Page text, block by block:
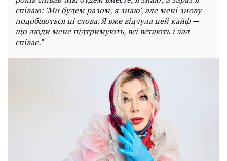
співаю: 'Ми будем разом, я знаю', але мені знову
подобаються ці слова. Я вже відчула цей кайф —
що люди мене підтримують, всі встають і зал
співає."